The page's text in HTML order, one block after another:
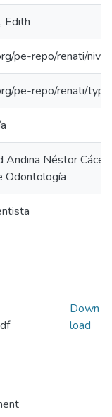
Edith
pe-repo/renati/
pe-repo/renati/
Andina Néstor
Odontología
Down
load